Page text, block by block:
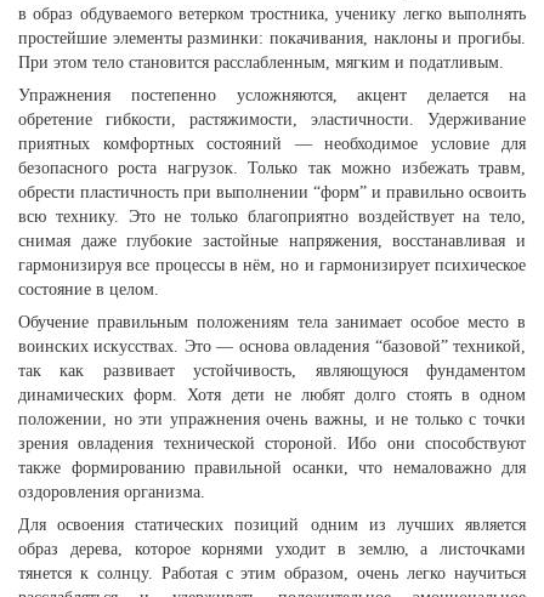
в образ обдуваемого ветерком тростника, ученику легко выполнять
простейшие элементы разминки: покачивания, наклоны и прогибы.
При этом тело становится расслабленным, мягким и податливым.
Упражнения постепенно усложняются, акцент делается на
обретение гибкости, растяжимости, эластичности. Удерживание
приятных комфортных состояний — необходимое условие для
безопасного роста нагрузок. Только так можно избежать травм,
обрести пластичность при выполнении “форм” и правильно освоить
всю технику. Это не только благоприятно воздействует на тело,
снимая даже глубокие застойные напряжения, восстанавливая и
гармонизируя все процессы в нём, но и гармонизирует психическое
состояние в целом.
Обучение правильным положениям тела занимает особое место в
воинских искусствах. Это — основа овладения “базовой” техникой,
так как развивает устойчивость, являющуюся фундаментом
динамических форм. Хотя дети не любят долго стоять в одном
положении, но эти упражнения очень важны, и не только с точки
зрения овладения технической стороной. Ибо они способствуют
также формированию правильной осанки, что немаловажно для
оздоровления организма.
Для освоения статических позиций одним из лучших является
образ дерева, которое корнями уходит в землю, а листочками
тянется к солнцу. Работая с этим образом, очень легко научиться